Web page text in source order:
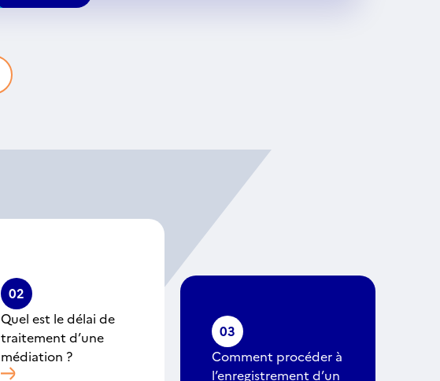
02
Quel est le délai de
traitement d’une
médiation ?
03
Comment procéder à
l’enregistrement d’un